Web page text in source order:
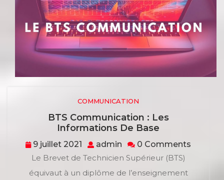
COMMUNICATION
BTS Communication : Les
Informations De Base
:
Les
Informations
9 juillet 2021
9
juillet
2021
admin admin
0 Comments
Le Brevet de Technicien Supérieur (BTS)
équivaut à un diplôme de l’enseignement